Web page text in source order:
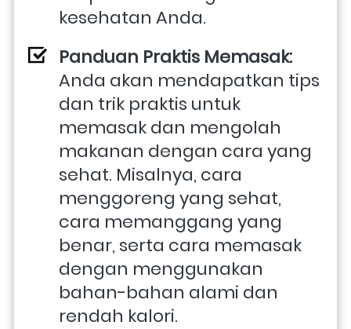
kesehatan Anda.
Panduan Praktis Memasak:
Anda akan mendapatkan tips
dan trik praktis untuk
memasak dan mengolah
makanan dengan cara yang
sehat. Misalnya, cara
menggoreng yang sehat,
cara memanggang yang
benar, serta cara memasak
dengan menggunakan
bahan-bahan alami dan
rendah kalori.